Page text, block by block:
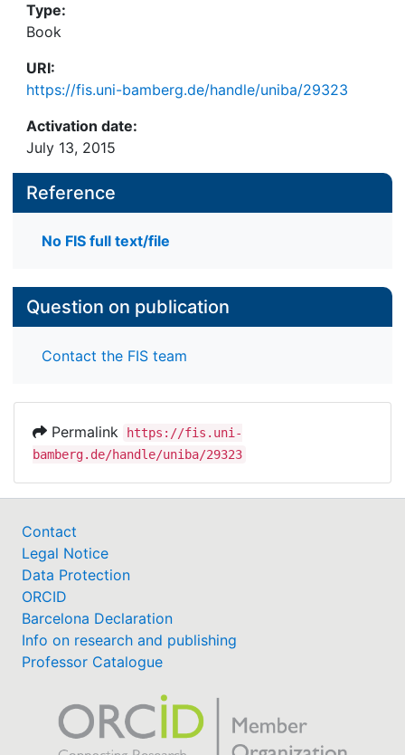
Type:
Book
URI:
https://fis.uni-bamberg.de/handle/uniba/29323
Activation date:
July 13, 2015
Reference
No FIS full text/file
Question on publication
Contact the FIS team
Permalink
https://fis.uni-
bamberg.de/handle/uniba/29323
Contact
Legal Notice
Data Protection
ORCID
Barcelona Declaration
Info on research and publishing
Professor Catalogue